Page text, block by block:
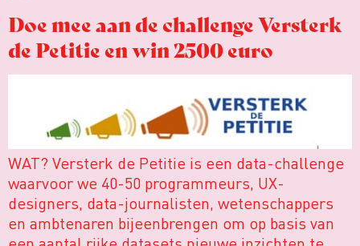
Doe mee aan de challenge Versterk
de Petitie en win 2500 euro
WAT? Versterk de Petitie is een data-challenge
waarvoor we 40-50 programmeurs, UX-
designers, data-journalisten, wetenschappers
en ambtenaren bijeenbrengen om op basis van